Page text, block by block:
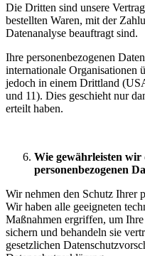
Die Dritten sind unsere
bestellten Waren, mit der
Datenanalyse beauftragt sind.
Ihre personenbezogenen
internationale Organisationen
jedoch in einem Drittland
und 11). Dies geschieht nur
erteilt haben.
Wie gewährleisten
personenbezogenen
Wir nehmen den Schutz Ihrer
Wir haben alle geeigneten
Maßnahmen ergriffen, um
sichern und behandeln sie
gesetzlichen